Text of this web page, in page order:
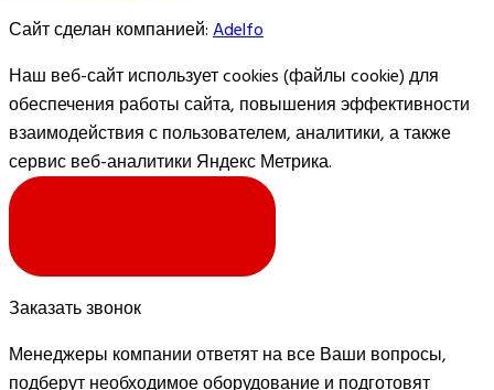
Сайт сделан компанией:Adelfo
Наш веб-сайт использует cookies (файлы cookie) для
обеспечения работы сайта, повышения эффективности
взаимодействия с пользователем, аналитики, а также
сервис веб-аналитики Яндекс Метрика.
Заказать звонок
Менеджеры компании ответят на все Ваши вопросы,
подберут необходимое оборудование и подготовят